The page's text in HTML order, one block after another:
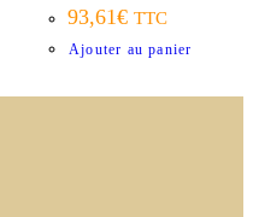
93,61€ TTC
Ajouter au panier